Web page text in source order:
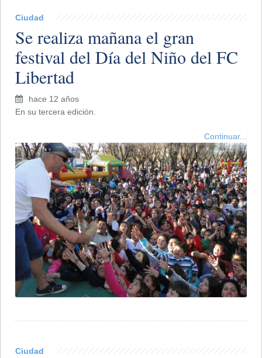
Ciudad
Se realiza mañana el gran
festival del Día del Niño del FC
Libertad
hace 12 años
En su tercera edición.
Continuar...
Ciudad